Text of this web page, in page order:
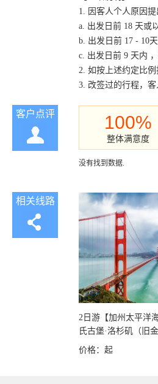
1. 因客人个人原因
a. 出发日前 18 天或
b. 出发日前 17 - 10
c. 出发日前 9 天内
2. 如按上述约定比
3. 改签过的行程，
客户点评 100%
整体满意度
没有找到数据.
相关线路
2日游【加州太平洋
氏古堡·洛杉矶（旧
洛杉矶结束）
价格： 起